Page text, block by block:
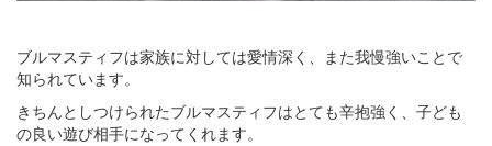
ブルマスティフは家族に対しては愛情深く、また我慢強いことで
知られています。
きちんとしつけられたブルマスティフはとても辛抱強く、子ども
の良い遊び相手になってくれます。